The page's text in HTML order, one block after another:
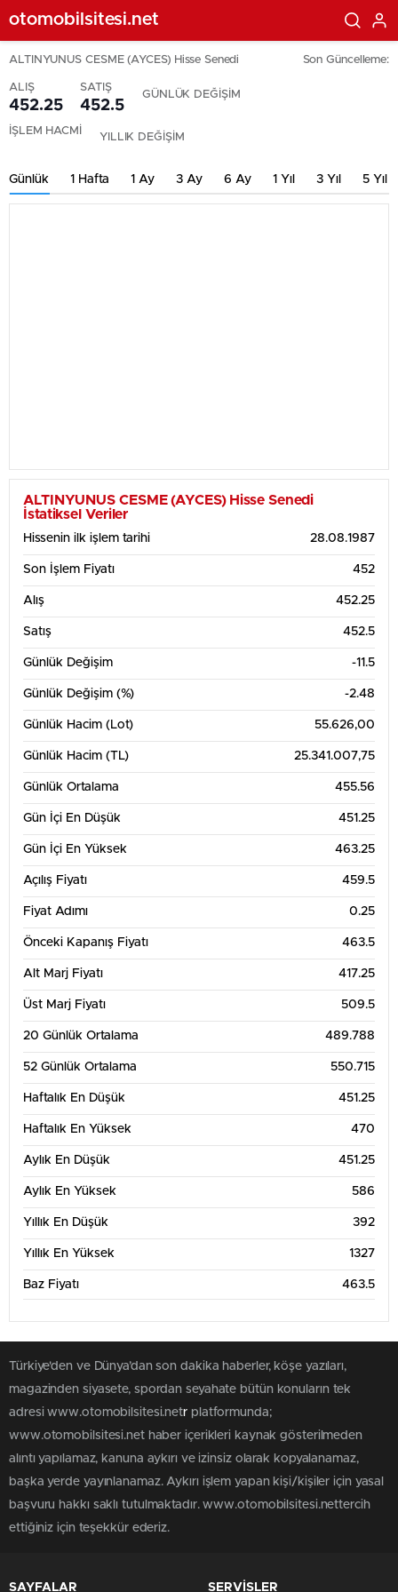
otomobilsitesi.net
ALTINYUNUS CESME (AYCES) Hisse Senedi Son Güncelleme:
ALIŞ
452.25
SATIŞ
452.5
GÜNLÜK DEĞİŞİM
İŞLEM HACMİ YILLIK DEĞİŞİM
Günlük 1 Hafta 1 Ay 3 Ay 6 Ay 1 Yıl 3 Yıl 5 Yıl
ALTINYUNUS CESME (AYCES) Hisse Senedi
İstatiksel Veriler
Hissenin ilk işlem tarihi 28.08.1987
Son İşlem Fiyatı 452
Alış 452.25
Satış 452.5
Günlük Değişim -11.5
Günlük Değişim (%) -2.48
Günlük Hacim (Lot) 55.626,00
Günlük Hacim (TL) 25.341.007,75
Günlük Ortalama 455.56
Gün İçi En Düşük 451.25
Gün İçi En Yüksek 463.25
Açılış Fiyatı 459.5
Fiyat Adımı 0.25
Önceki Kapanış Fiyatı 463.5
Alt Marj Fiyatı 417.25
Üst Marj Fiyatı 509.5
20 Günlük Ortalama 489.788
52 Günlük Ortalama 550.715
Haftalık En Düşük 451.25
Haftalık En Yüksek 470
Aylık En Düşük 451.25
Aylık En Yüksek 586
Yıllık En Düşük 392
Yıllık En Yüksek 1327
Baz Fiyatı 463.5
Türkiye'den ve Dünya’dan son dakika haberler, köşe yazıları,
magazinden siyasete, spordan seyahate bütün konuların tek
adresi www.otomobilsitesi.netr platformunda;
www.otomobilsitesi.net haber içerikleri kaynak gösterilmeden
alıntı yapılamaz, kanuna aykırı ve izinsiz olarak kopyalanamaz,
başka yerde yayınlanamaz. Aykırı işlem yapan kişi/kişiler için yasal
başvuru hakkı saklı tutulmaktadır. www.otomobilsitesi.nettercih
ettiğiniz için teşekkür ederiz.
SAYFALAR SERVİSLER